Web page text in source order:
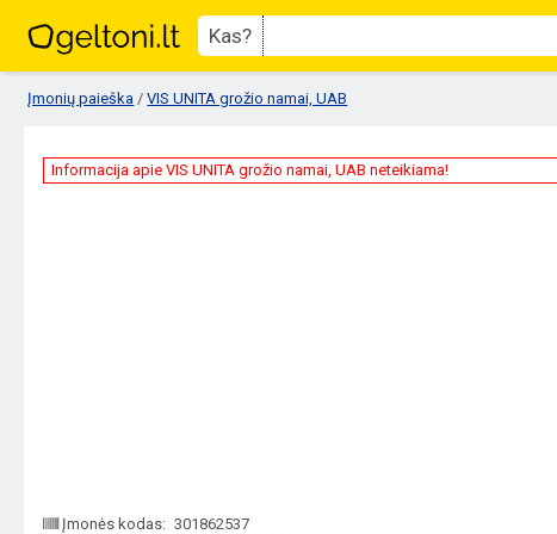
Kas?
Įmonių paieška /VIS UNITA grožio namai, UAB
Informacija apie VIS UNITA grožio namai, UAB neteikiama!
Įmonės kodas: 301862537